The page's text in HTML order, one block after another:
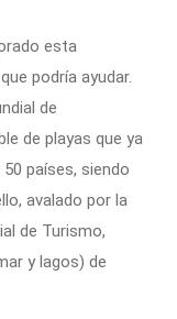
esta
podría ayudar.
de
de playas que ya
países, siendo
avalado por la
de Turismo,
y lagos) de